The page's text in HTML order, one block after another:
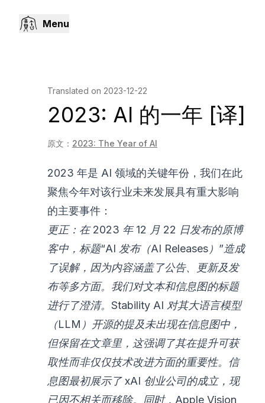
Menu
Translated on 2023-12-22
2023: AI 的一年 [译]
原文： 2023: The Year of AI
2023 年是 AI 领域的关键年份，我们在此
聚焦今年对该行业未来发展具有重大影响
的主要事件：
更正：在 2023 年 12 月 22 日发布的原博
客中，标题“AI 发布（AI Releases）”造成
了误解，因为内容涵盖了公告、更新及发
布等多方面。我们对文本和信息图的标题
进行了澄清。Stability AI 对其大语言模型
（LLM）开源的提及未出现在信息图中，
但保留在文章里，这强调了其在提升可获
取性而非仅仅技术改进方面的重要性。信
息图最初展示了 xAI 创业公司的成立，现
已因不相关而移除。同时，Apple Vision